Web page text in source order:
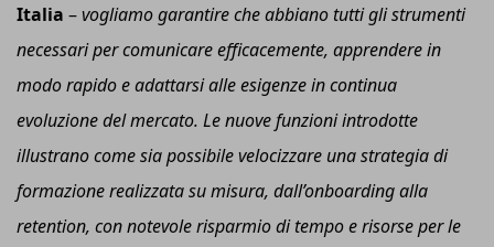
Italia –vogliamo garantire che abbiano tutti gli strumenti
necessari per comunicare efficacemente, apprendere in
modo rapido e adattarsi alle esigenze in continua
evoluzione del mercato. Le nuove funzioni introdotte
illustrano come sia possibile velocizzare una strategia di
formazione realizzata su misura, dall’onboarding alla
retention, con notevole risparmio di tempo e risorse per le